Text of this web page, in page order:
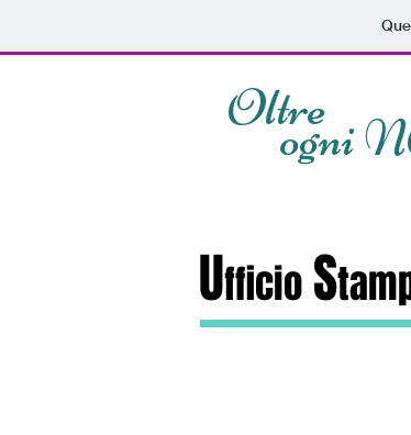
Oltre
ogni
Ufficio S